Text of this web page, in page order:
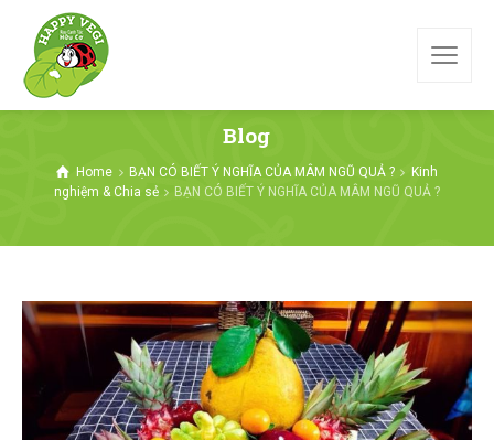
Blog
Home BẠN CÓ BIẾT Ý NGHĨA CỦA MÂM NGŨ QUẢ ?
Kinh
nghiệm & Chia sẻ
BẠN CÓ BIẾT Ý NGHĨA CỦA MÂM NGŨ QUẢ ?